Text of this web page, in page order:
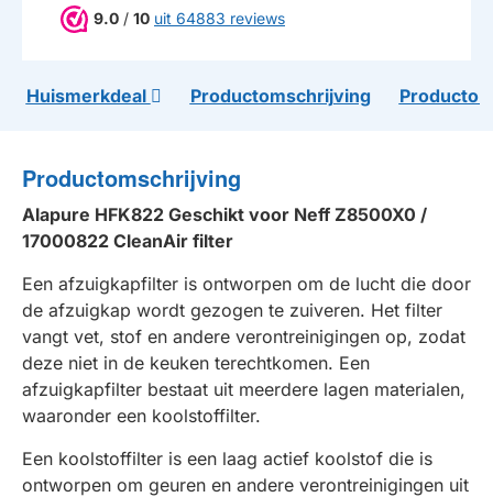
9.0 / 10 uit 64883 reviews
Huismerkdeal Productomschrijving
Productomschrijving
Alapure HFK822 Geschikt voor Neff Z8500X0 /
17000822 CleanAir filter
Een afzuigkapfilter is ontworpen om de lucht die door
de afzuigkap wordt gezogen te zuiveren. Het filter
vangt vet, stof en andere verontreinigingen op, zodat
deze niet in de keuken terechtkomen. Een
afzuigkapfilter bestaat uit meerdere lagen materialen,
waaronder een koolstoffilter.
Een koolstoffilter is een laag actief koolstof die is
ontworpen om geuren en andere verontreinigingen uit